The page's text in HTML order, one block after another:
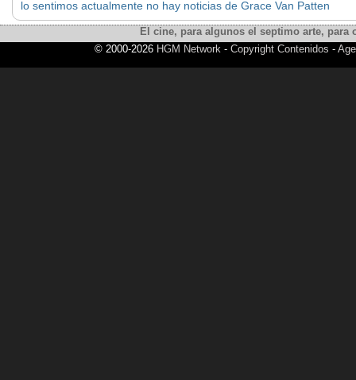
lo sentimos actualmente no hay noticias de Grace Van Patten
El cine, para algunos el septimo arte,
© 2000-2026 HGM Network- Copyright Contenidos -